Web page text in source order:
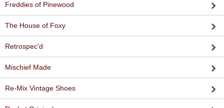
Freddies of Pinewood
The House of Foxy
Retrospec'd
Mischief Made
Re-Mix Vintage Shoes